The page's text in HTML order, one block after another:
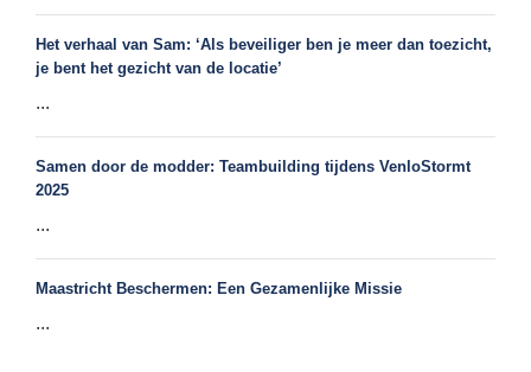
Het verhaal van Sam: ‘Als beveiliger ben je meer dan toezicht,
je bent het gezicht van de locatie’
...
Samen door de modder: Teambuilding tijdens VenloStormt
2025
...
Maastricht Beschermen: Een Gezamenlijke Missie
...